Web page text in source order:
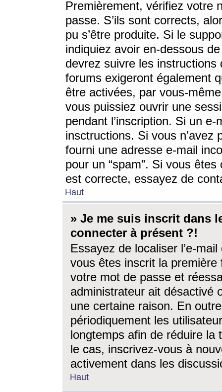
Premièrement, vérifiez votre
passe. S’ils sont corrects,
pu s’être produite. Si le
indiquiez avoir en-dessous
devrez suivre les
forums exigeront également
être activées, par vous-
vous puissiez ouvrir une
pendant l’inscription. Si un
insctructions. Si vous n’avez
fourni une adresse e-mail
pour un “spam”. Si vous
est correcte, essayez de
Haut
» Je me suis inscrit dans
connecter à présent ?!
Essayez de localiser l’e-
vous êtes inscrit la première
votre mot de passe et
administrateur ait désactivé
une certaine raison. En
périodiquement les
longtemps afin de réduire la
le cas, inscrivez-vous à
activement dans les
Haut